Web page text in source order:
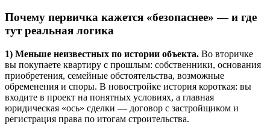
Почему первичка кажется «безопаснее» — и где
тут реальная логика
1) Меньше неизвестных по истории объекта. Во вторичке
вы покупаете квартиру с прошлым: собственники, основания
приобретения, семейные обстоятельства, возможные
обременения и споры. В новостройке история короткая: вы
входите в проект на понятных условиях, а главная
юридическая «ось» сделки — договор с застройщиком и
регистрация права по итогам строительства.